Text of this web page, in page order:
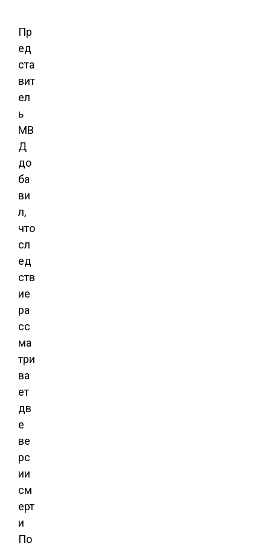
Пр
ед
ста
вит
ел
ь
МВ
Д
до
ба
ви
л,
что
сл
ед
ств
ие
ра
сс
ма
три
ва
ет
дв
е
ве
рс
ии
см
ерт
и
По